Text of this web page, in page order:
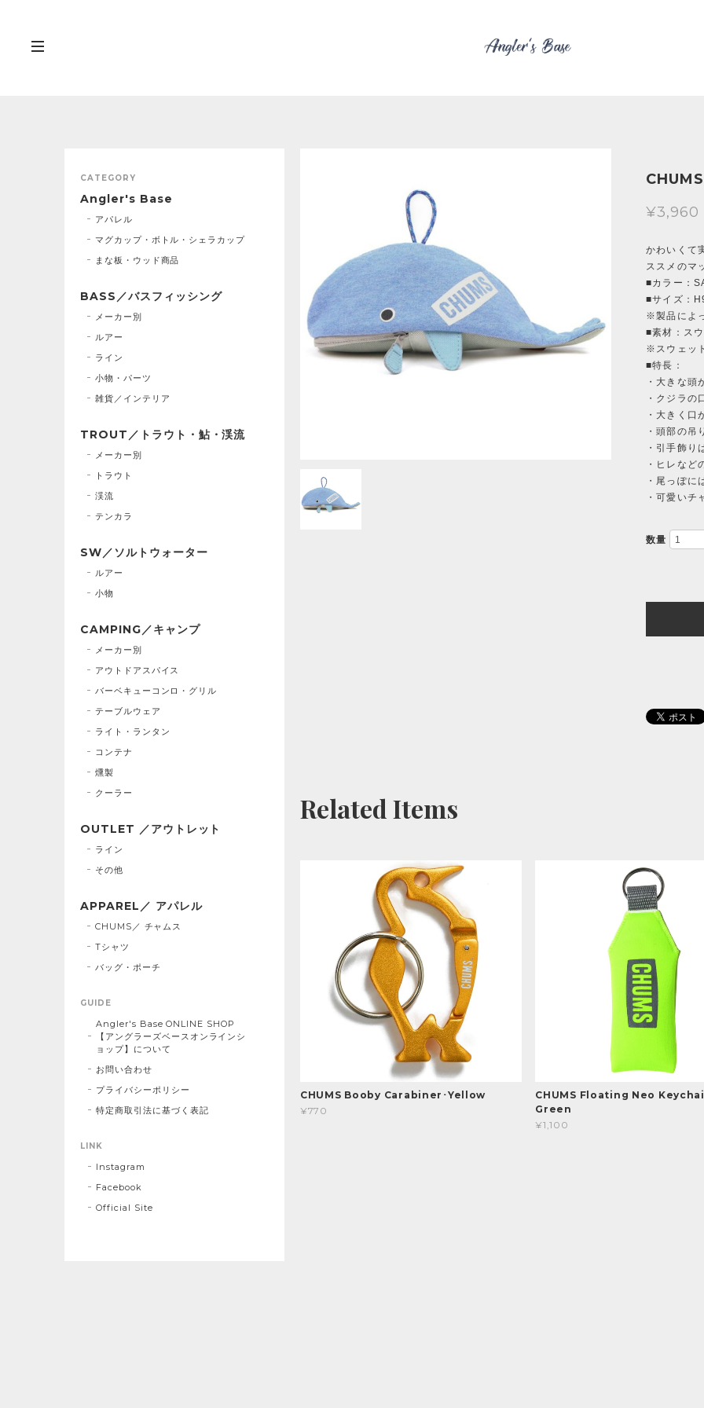
¥3,960
かわいくて
ススメのマ
■カラー：
■サイズ：
※製品によ
■素材：ス
※スウェッ
■特長：
・大きな頭
・クジラの
・大きく口
・頭部の吊
・引手飾り
・ヒレなど
・尾っぽに
・可愛い
数量
Related Items
CHUMS Booby Carabiner･Yellow
¥770
CHUMS Floating Neo
Green
¥1,100
CATEGORY
Angler's Base
アパレル
マグカップ・ボトル・シェラカップ
まな板・ウッド商品
BASS／バスフィッシング
メーカー別
ルアー
ライン
小物・パーツ
雑貨／インテリア
TROUT／トラウト・鮎・渓流
メーカー別
トラウト
渓流
テンカラ
SW／ソルトウォーター
ルアー
小物
CAMPING／キャンプ
メーカー別
アウトドアスパイス
バーベキューコンロ・グリル
テーブルウェア
ライト・ランタン
コンテナ
燻製
クーラー
OUTLET ／アウトレット
ライン
その他
APPAREL／ アパレル
CHUMS／ チャムス
Tシャツ
バッグ・ポーチ
GUIDE
Angler's Base ONLINE SHOP
【アングラーズベースオンラインシ
ョップ】について
お問い合わせ
プライバシーポリシー
特定商取引法に基づく表記
LINK
Instagram
Facebook
Official Site